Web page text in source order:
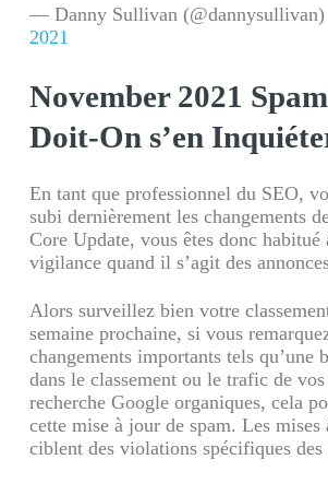
— Danny Sullivan (@dannysullivan)
2021
November 2021
Doit-On s’en
En tant que professionnel du SEO,
subi dernièrement les changements
Core Update, vous êtes donc habitué
vigilance quand il s’agit des
Alors surveillez bien votre
semaine prochaine, si vous
changements importants tels qu’une
dans le classement ou le trafic de
recherche Google organiques, cela
cette mise à jour de spam. Les mises
ciblent des violations spécifiques des